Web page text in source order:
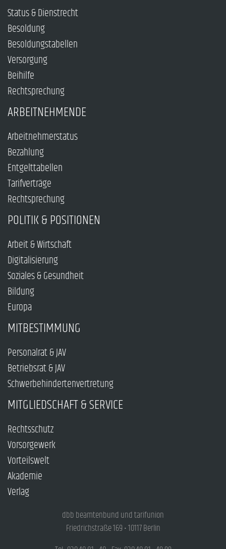
Status & Dienstrecht
Besoldung
Besoldungstabellen
Versorgung
Beihilfe
Rechtsprechung
ARBEITNEHMENDE
Arbeitnehmerstatus
Bezahlung
Entgelttabellen
Tarifverträge
Rechtsprechung
POLITIK & POSITIONEN
Arbeit & Wirtschaft
Digitalisierung
Soziales & Gesundheit
Bildung
Europa
MITBESTIMMUNG
Personalrat & JAV
Betriebsrat & JAV
Schwerbehindertenvertretung
MITGLIEDSCHAFT & SERVICE
Rechtsschutz
Vorsorgewerk
Vorteilswelt
Akademie
Verlag
dbb beamtenbund und tarifunion
Friedrichstraße 169 • 10117 Berlin